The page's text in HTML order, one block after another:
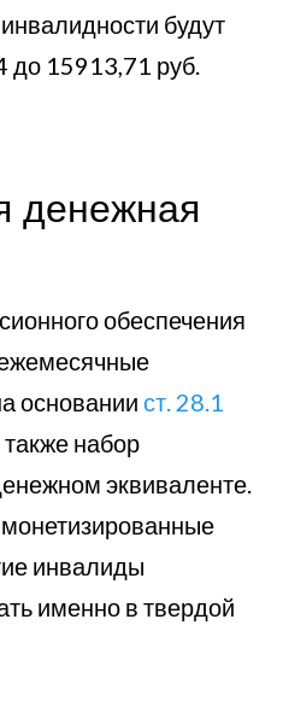
будут
до 15913,71 руб.
денежная
обеспечения
основании ст. 28.1
набор
эквиваленте.
инвалиды
именно в твердой